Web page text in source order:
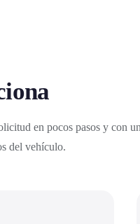
en pocos pasos y con
del vehículo.